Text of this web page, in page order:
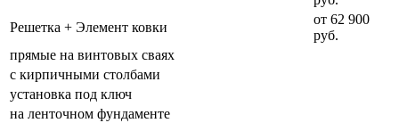
Решетка + Элемент ковки
от 62 900
руб.
прямые на винтовых сваях
с кирпичными столбами
установка под ключ
на ленточном фундаменте